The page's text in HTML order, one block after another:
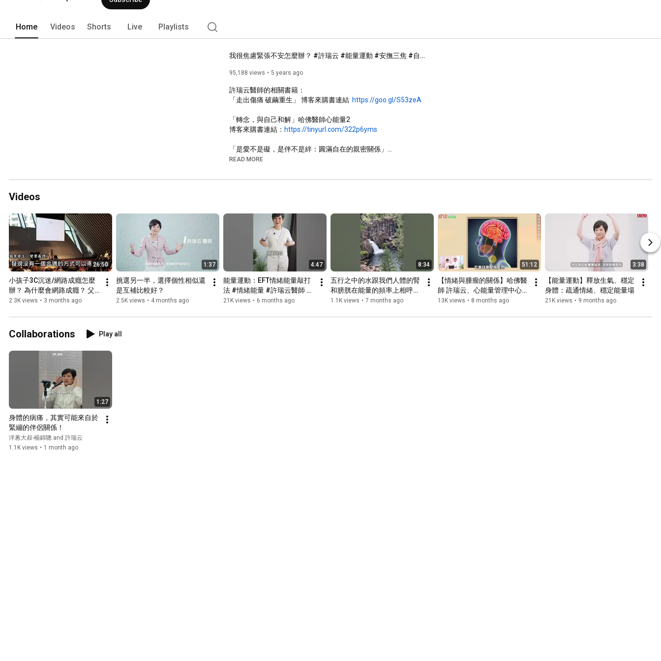
Home Videos Shorts Live Playlists
我很焦慮緊張不安怎麼辦？ #許瑞云 #能量運動 #安撫三焦 #自律神經失調 #焦慮 #擔心 #害怕 #不安 #過敏反應
95,188 views 5 years ago
許瑞云醫師的相關書籍：
「走出傷痛 破繭重生」 博客來購書連結 https://goo.gl/S53zeA
「轉念，與自己和解」哈佛醫師心能量2
博客來購書連結： https://tinyurl.com/322p6yms
「是愛不是礙，是伴不是絆：圓滿自在的親密關係」
購書連結  博客來
「別再說都是為我好：情緒能量╳愛的語言╳正念溝通，改變家庭
「心念自癒力--突破中醫、西醫的心療法」
購書連結 博客來 https://pse.is/U3XGJ
READ MORE
Videos
26:50
小孩子3C沉迷/網路成癮怎麼
辦？ 為什麼會網路成癮？ 父
母可以如何協助？  許瑞云醫
講座 #3C上癮，#網路成癮
2.3K views • 3 months ago
1:37
挑選另一半，選擇個性相似還
是互補比較好？
2.5K views • 4 months ago
4:47
能量運動：EFT情緒能量敲打
法 #情緒能量 #許瑞云醫師 #
創傷能量
21K views • 6 months ago
8:34
五行之中的水跟我們人體的腎
和膀胱在能量的頻率上相呼
應，而腎和膀胱的能量則會受
響。所以水對腎及膀胱是很好
1.1K views • 7 months ago
51:12
【情緒與腫瘤的關係】哈佛醫
師 許瑞云、心能量管理中心院
長 鄭先安 醫師
13K views • 8 months ago
3:38
【能量運動】釋放生氣、穩定
身體：疏通情緒、穩定能量場
21K views • 9 months ago
Collaborations Play all
1:27
身體的病痛，其實可能來自於
緊繃的伴侶關係！
洋蔥大叔-楊錦聰 and 許瑞云
1.1K views • 1 month ago